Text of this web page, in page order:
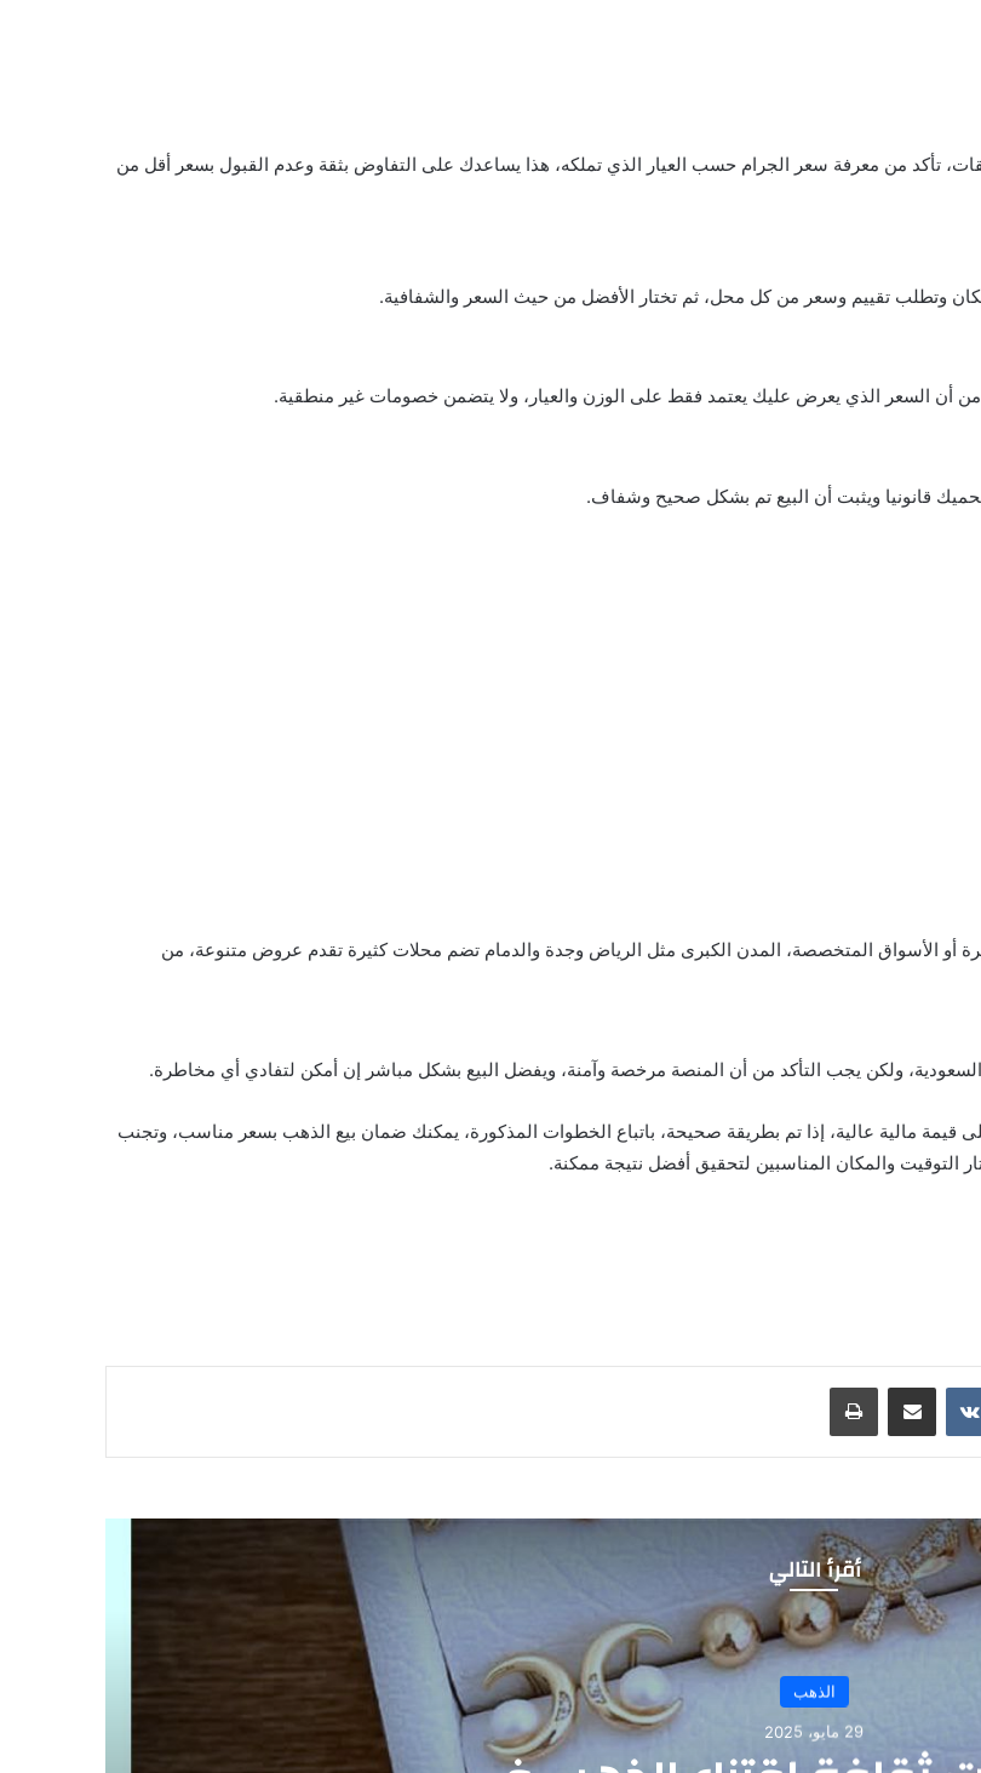
تأكد من معرفة سعر الجرام حسب العيار الذي تملكه، هذا يساعدك على التفاوض بثقة وعدم القبول بسعر أقل من
وتطلب تقييم وسعر من كل محل، ثم تختار الأفضل من حيث السعر والشفافية.
أن السعر الذي يعرض عليك يعتمد فقط على الوزن والعيار، ولا يتضمن خصومات غير منطقية.
قانونيا ويثبت أن البيع تم بشكل صحيح وشفاف.
أو الأسواق المتخصصة، المدن الكبرى مثل الرياض وجدة والدمام تضم محلات كثيرة تقدم عروض متنوعة، من
ولكن يجب التأكد من أن المنصة مرخصة وآمنة، ويفضل البيع بشكل مباشر إن أمكن لتفادي أي مخاطرة.
مالية عالية، إذا تم بطريقة صحيحة، باتباع الخطوات المذكورة، يمكنك ضمان بيع الذهب بسعر مناسب، وتجنب
التوقيت والمكان المناسبين لتحقيق أفضل نتيجة ممكنة.
مشاركة عبر البريد طباعة
أقرأ التالي